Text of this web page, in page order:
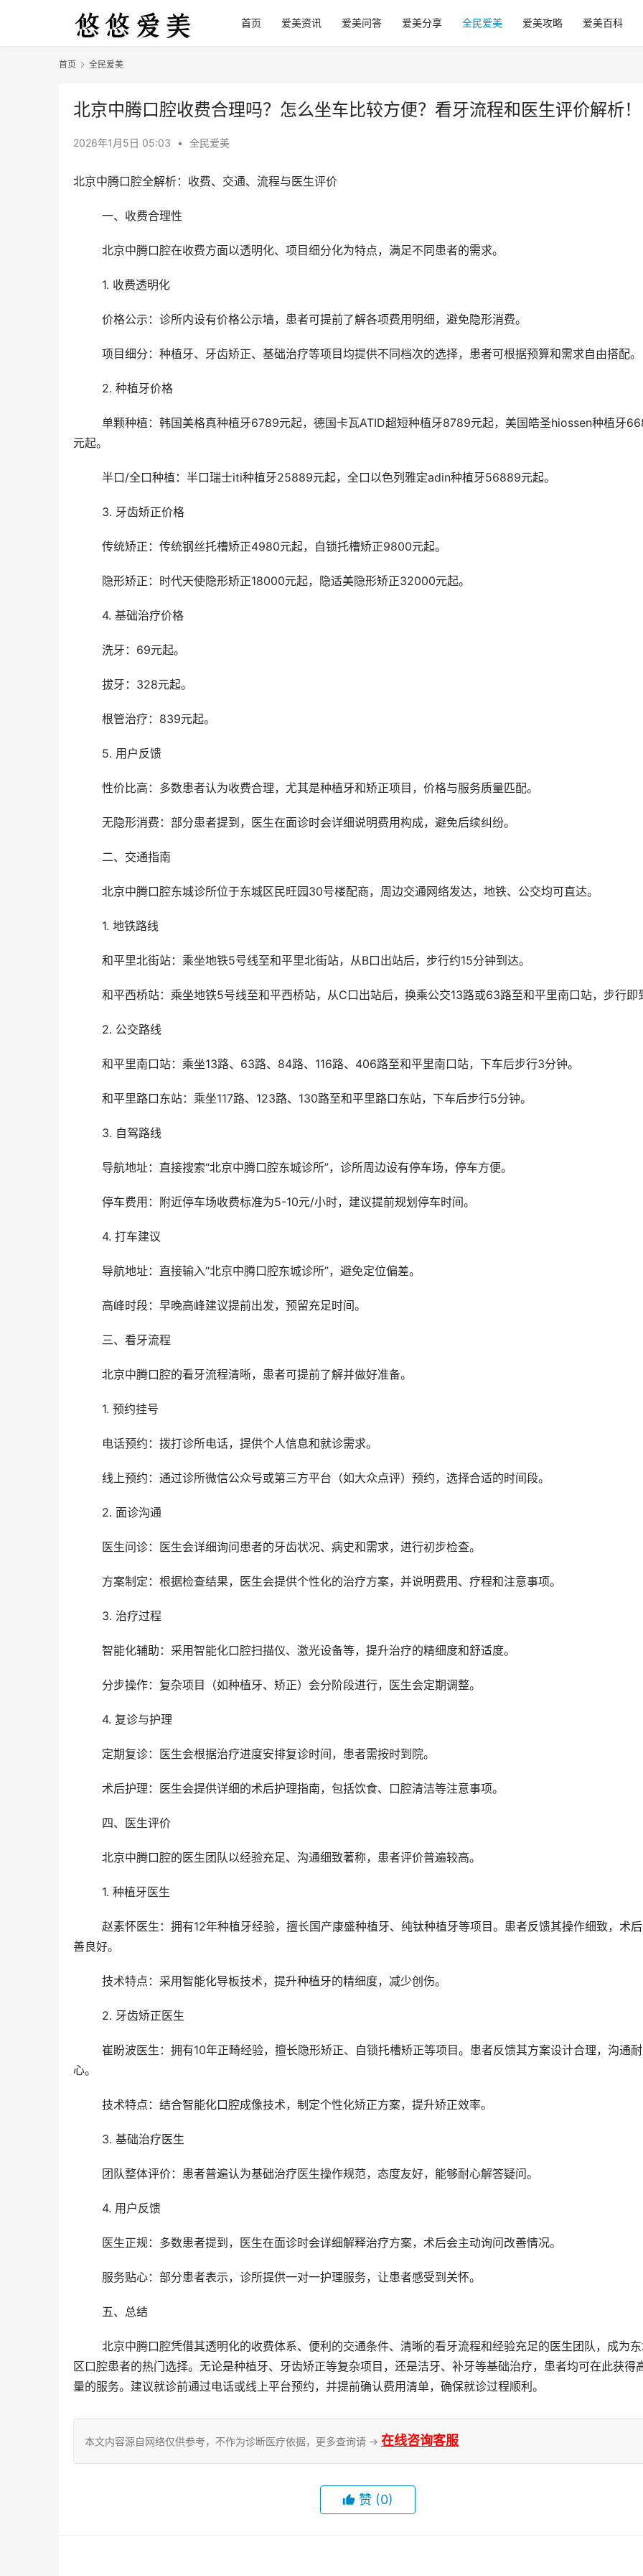
首页 爱美资讯 爱美问答 爱美分享 全民爱美 爱美攻略 爱美百科
首页 全民爱美
北京中腾口腔收费合理吗？怎么坐车比较方便？看牙流程和医生评价解析！
2026年1月5日 05:03 • 全民爱美
北京中腾口腔全解析：收费、交通、流程与医生评价
	一、收费合理性
	北京中腾口腔在收费方面以透明化、项目细分化为特点，满足不同患者的需求。
	1. 收费透明化
	价格公示：诊所内设有价格公示墙，患者可提前了解各项费用明细，避免隐形消费。
	项目细分：种植牙、牙齿矫正、基础治疗等项目均提供不同档次的选择，患者可根据预算和需求自由搭配。
	2. 种植牙价格
元起。
	半口/全口种植：半口瑞士iti种植牙25889元起，全口以色列雅定adin种植牙56889元起。
	3. 牙齿矫正价格
	传统矫正：传统钢丝托槽矫正4980元起，自锁托槽矫正9800元起。
	隐形矫正：时代天使隐形矫正18000元起，隐适美隐形矫正32000元起。
	4. 基础治疗价格
	洗牙：69元起。
	拔牙：328元起。
	根管治疗：839元起。
	5. 用户反馈
	性价比高：多数患者认为收费合理，尤其是种植牙和矫正项目，价格与服务质量匹配。
	无隐形消费：部分患者提到，医生在面诊时会详细说明费用构成，避免后续纠纷。
	二、交通指南
	北京中腾口腔东城诊所位于东城区民旺园30号楼配商，周边交通网络发达，地铁、公交均可直达。
	1. 地铁路线
	和平里北街站：乘坐地铁5号线至和平里北街站，从B口出站后，步行约15分钟到达。
和平西桥站：乘坐地铁5号线至和平西桥站，从C口出站后，换乘公交13路或63路至和平里南口站，步行即
	2. 公交路线
	和平里南口站：乘坐13路、63路、84路、116路、406路至和平里南口站，下车后步行3分钟。
	和平里路口东站：乘坐117路、123路、130路至和平里路口东站，下车后步行5分钟。
	3. 自驾路线
	导航地址：直接搜索“北京中腾口腔东城诊所”，诊所周边设有停车场，停车方便。
	停车费用：附近停车场收费标准为5-10元/小时，建议提前规划停车时间。
	4. 打车建议
	导航地址：直接输入“北京中腾口腔东城诊所”，避免定位偏差。
	高峰时段：早晚高峰建议提前出发，预留充足时间。
	三、看牙流程
	北京中腾口腔的看牙流程清晰，患者可提前了解并做好准备。
	1. 预约挂号
	电话预约：拨打诊所电话，提供个人信息和就诊需求。
	线上预约：通过诊所微信公众号或第三方平台（如大众点评）预约，选择合适的时间段。
	2. 面诊沟通
	医生问诊：医生会详细询问患者的牙齿状况、病史和需求，进行初步检查。
	方案制定：根据检查结果，医生会提供个性化的治疗方案，并说明费用、疗程和注意事项。
	3. 治疗过程
	智能化辅助：采用智能化口腔扫描仪、激光设备等，提升治疗的精细度和舒适度。
	分步操作：复杂项目（如种植牙、矫正）会分阶段进行，医生会定期调整。
	4. 复诊与护理
	定期复诊：医生会根据治疗进度安排复诊时间，患者需按时到院。
	术后护理：医生会提供详细的术后护理指南，包括饮食、口腔清洁等注意事项。
	四、医生评价
	北京中腾口腔的医生团队以经验充足、沟通细致著称，患者评价普遍较高。
	1. 种植牙医生
善良好。
	技术特点：采用智能化导板技术，提升种植牙的精细度，减少创伤。
	2. 牙齿矫正医生
心。
	技术特点：结合智能化口腔成像技术，制定个性化矫正方案，提升矫正效率。
	3. 基础治疗医生
	团队整体评价：患者普遍认为基础治疗医生操作规范，态度友好，能够耐心解答疑问。
	4. 用户反馈
	医生正规：多数患者提到，医生在面诊时会详细解释治疗方案，术后会主动询问改善情况。
	服务贴心：部分患者表示，诊所提供一对一护理服务，让患者感受到关怀。
	五、总结
区口腔患者的热门选择。无论是种植牙、牙齿矫正等复杂项目，还是洁牙、补牙等基础治疗，患者均可在此获得
量的服务。建议就诊前通过电话或线上平台预约，并提前确认费用清单，确保就诊过程顺利。
本文内容源自网络仅供参考，不作为诊断医疗依据，更多查询请 → 在线咨询客服
赞 (0)